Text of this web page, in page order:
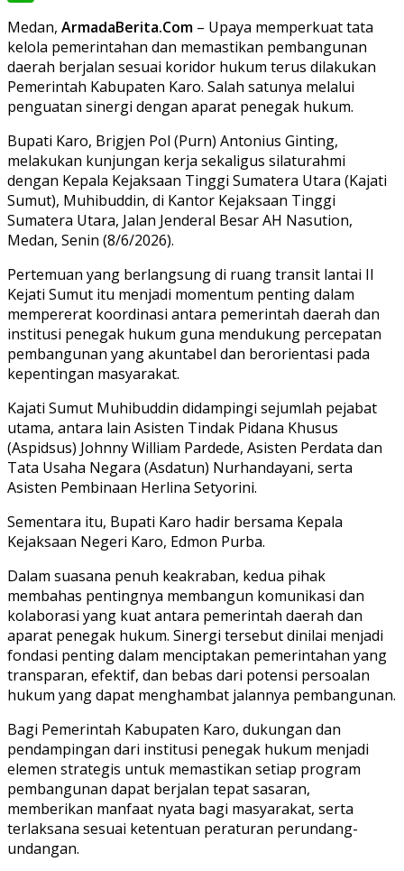
Medan, ArmadaBerita.Com – Upaya memperkuat tata
kelola pemerintahan dan memastikan pembangunan
daerah berjalan sesuai koridor hukum terus dilakukan
Pemerintah Kabupaten Karo. Salah satunya melalui
penguatan sinergi dengan aparat penegak hukum.
Bupati Karo, Brigjen Pol (Purn) Antonius Ginting,
melakukan kunjungan kerja sekaligus silaturahmi
dengan Kepala Kejaksaan Tinggi Sumatera Utara (Kajati
Sumut), Muhibuddin, di Kantor Kejaksaan Tinggi
Sumatera Utara, Jalan Jenderal Besar AH Nasution,
Medan, Senin (8/6/2026).
Pertemuan yang berlangsung di ruang transit lantai II
Kejati Sumut itu menjadi momentum penting dalam
mempererat koordinasi antara pemerintah daerah dan
institusi penegak hukum guna mendukung percepatan
pembangunan yang akuntabel dan berorientasi pada
kepentingan masyarakat.
Kajati Sumut Muhibuddin didampingi sejumlah pejabat
utama, antara lain Asisten Tindak Pidana Khusus
(Aspidsus) Johnny William Pardede, Asisten Perdata dan
Tata Usaha Negara (Asdatun) Nurhandayani, serta
Asisten Pembinaan Herlina Setyorini.
Sementara itu, Bupati Karo hadir bersama Kepala
Kejaksaan Negeri Karo, Edmon Purba.
Dalam suasana penuh keakraban, kedua pihak
membahas pentingnya membangun komunikasi dan
kolaborasi yang kuat antara pemerintah daerah dan
aparat penegak hukum. Sinergi tersebut dinilai menjadi
fondasi penting dalam menciptakan pemerintahan yang
transparan, efektif, dan bebas dari potensi persoalan
hukum yang dapat menghambat jalannya pembangunan.
Bagi Pemerintah Kabupaten Karo, dukungan dan
pendampingan dari institusi penegak hukum menjadi
elemen strategis untuk memastikan setiap program
pembangunan dapat berjalan tepat sasaran,
memberikan manfaat nyata bagi masyarakat, serta
terlaksana sesuai ketentuan peraturan perundang-
undangan.